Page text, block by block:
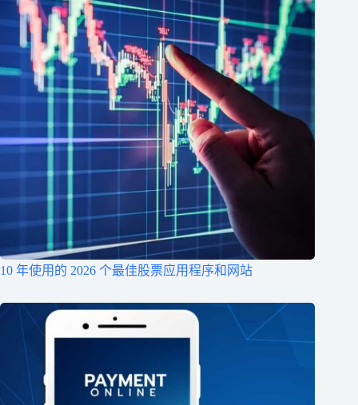
10 年使用的 2026 个最佳股票应用程序和网站